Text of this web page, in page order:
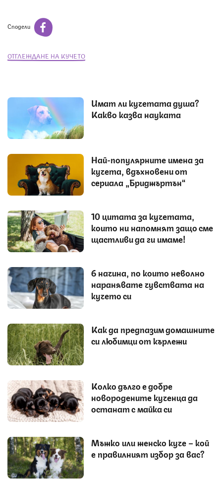
Сподели
ОТГЛЕЖДАНЕ НА КУЧЕТО
Имат ли кучетата душа?
Какво казва науката
Най-популярните имена за
кучета, вдъхновени от
сериала „Бриджъртън“
10 цитата за кучетата,
които ни напомнят защо сме
щастливи да ги имаме!
6 начина, по които неволно
наранявате чувствата на
кучето си
Как да предпазим домашните
си любимци от кърлежи
Колко дълго е добре
новородените кученца да
останат с майка си
Мъжко или женско куче – кой
е правилният избор за вас?